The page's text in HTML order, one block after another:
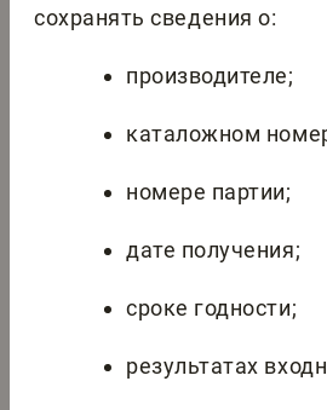
сохранять сведения о:
производителе;
каталожном
номере партии;
дате получения;
сроке годности;
результатах